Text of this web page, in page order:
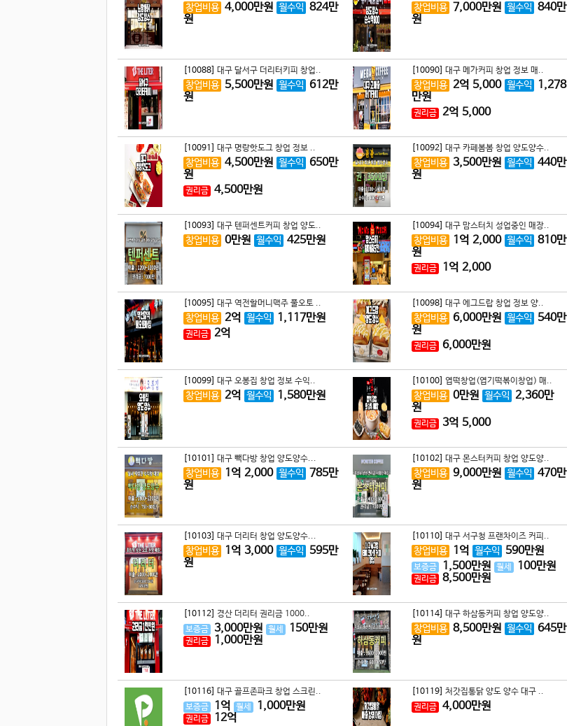
창업비용 4,000만원 월수익 824만
원
창업비용 7,000만원 월수익 840만
원
[10088] 대구 달서구 더리터키피 창업..
창업비용 5,500만원 월수익 612만
원
[10090] 대구 메가커피 창업 정보 매..
창업비용 2억 5,000 월수익
1,278
만원
권리금 2억 5,000
[10091] 대구 명랑핫도그 창업 정보 ..
창업비용 4,500만원 월수익 650만
원
권리금 4,500만원
[10092] 대구 카페봄봄 창업 양도양수..
창업비용 3,500만원 월수익 440만
원
[10093] 대구 텐퍼센트커피 창업 양도..
창업비용 0만원 월수익 425만원
[10094] 대구 맘스터치 성업중인 매장..
창업비용 1억 2,000 월수익 810만
원
권리금 1억 2,000
[10095] 대구 역전할머니맥주 풀오토 ..
창업비용 2억 월수익 1,117만원
권리금 2억
[10098] 대구 에그드랍 창업 정보 양..
창업비용 6,000만원 월수익 540만
원
권리금 6,000만원
[10099] 대구 오봉집 창업 정보 수익..
창업비용 2억 월수익 1,580만원
[10100] 엽떡창업(엽기떡볶이창업) 매..
창업비용 0만원 월수익 2,360만
원
권리금 3억 5,000
[10101] 대구 빽다방 창업 양도양수...
창업비용 1억 2,000 월수익 785만
원
[10102] 대구 몬스터커피 창업 양도양..
창업비용 9,000만원 월수익 470만
원
[10103] 대구 더리터 창업 양도양수...
창업비용 1억 3,000 월수익 595만
원
[10110] 대구 서구청 프랜차이즈 커피..
창업비용 1억 월수익 590만원
보증금 1,500만원 월세 100만원
권리금 8,500만원
[10112] 경산 더리터 권리금 1000..
보증금
3,000만원 월세 150만원
권리금 1,000만원
[10114] 대구 하삼동커피 창업 양도양..
창업비용 8,500만원 월수익 645만
원
[10116] 대구 골프존파크 창업 스크린..
보증금
1억 월세 1,000만원
권리금 12억
[10119] 처갓집통닭 양도 양수 대구 ..
권리금
4,000만원